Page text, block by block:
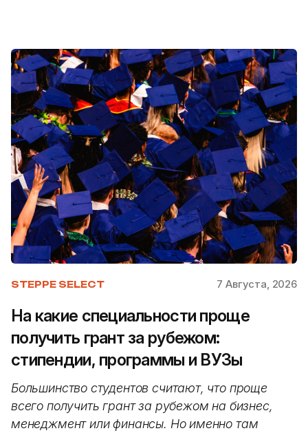
STEPPE SELECT 7 Августа, 2026
На какие специальности проще
получить грант за рубежом:
стипендии, программы и ВУЗы
Большинство студентов считают, что проще
всего получить грант за рубежом на бизнес,
менеджмент или финансы. Но именно там